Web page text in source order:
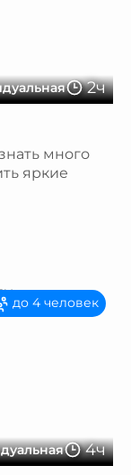
2ч
много
яркие
4ч
до 4 человек